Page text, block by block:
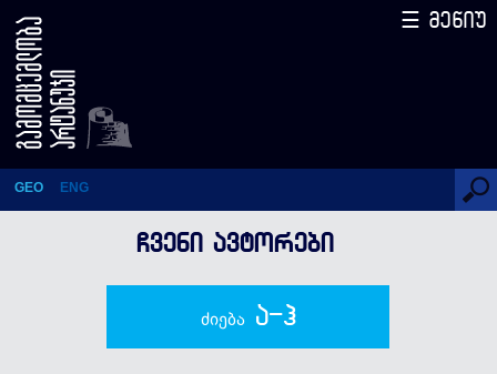
სტეფან ბურნაშევი
GEO ENG
☰ მენიუ
ᲩᲕᲔᲜᲘ ᲐᲕᲢᲝᲠᲔᲑᲘ
ძიება ა-ჰ